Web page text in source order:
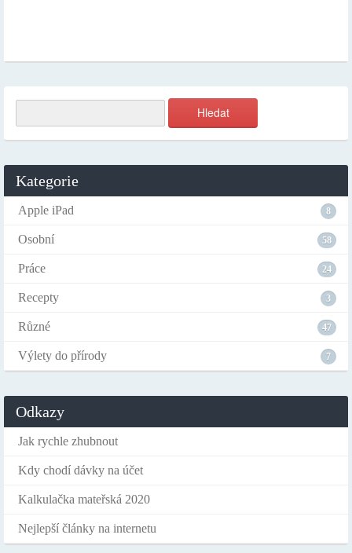
Kategorie
Apple iPad 8
Osobní 58
Práce 24
Recepty 3
Různé 47
Výlety do přírody 7
Odkazy
Jak rychle zhubnout
Kdy chodí dávky na účet
Kalkulačka mateřská 2020
Nejlepší články na internetu